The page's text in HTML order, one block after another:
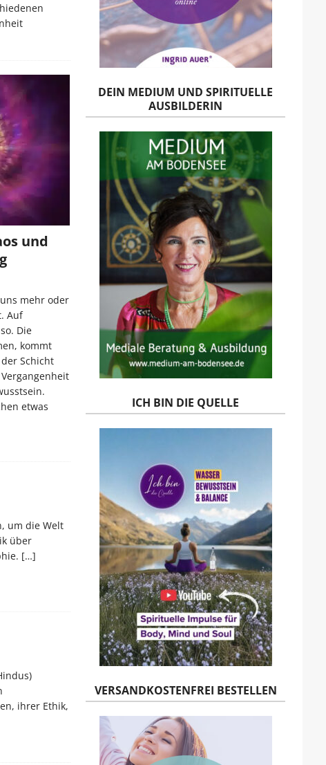
und
mehr oder
Auf
Die
kommt
Schicht
etwas
um die Welt
über
[…]
ihrer Ethik,
DEIN MEDIUM UND SPIRITUELLE
AUSBILDERIN
ICH BIN DIE QUELLE
VERSANDKOSTENFREI BESTELLEN